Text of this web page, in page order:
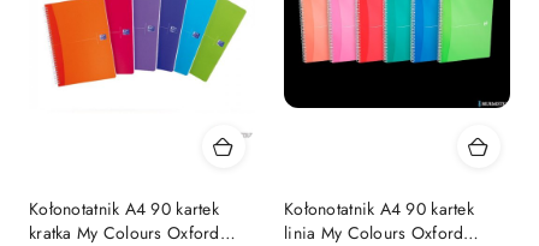
Kołonotatnik A4 90 kartek
kratka My Colours Oxford
Kołonotatnik A4 90 kartek
linia My Colours Oxford